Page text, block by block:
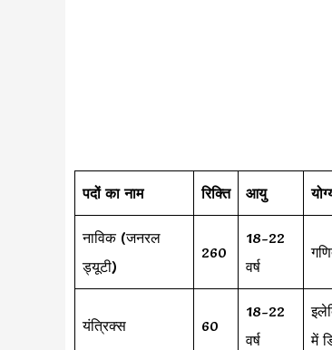
पदों का नाम रिक्ति आयु
नाविक (जनरल
ड्यूटी)
260
18-22
वर्ष
यंत्रिक्स 60
18-22
वर्ष
में